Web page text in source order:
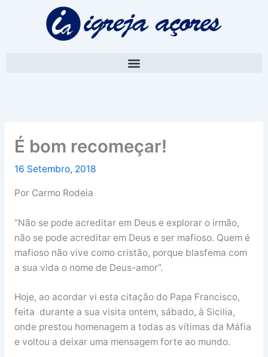
É bom recomeçar!
16 Setembro, 2018
Por Carmo Rodeia
“Não se pode acreditar em Deus e explorar o irmão,
não se pode acreditar em Deus e ser mafioso. Quem é
mafioso não vive como cristão, porque blasfema com
a sua vida o nome de Deus-amor”.
Hoje, ao acordar vi esta citação do Papa Francisco,
feita durante a sua visita ontem, sábado, à Sicilia,
onde prestou homenagem a todas as vítimas da Máfia
e voltou a deixar uma mensagem forte ao mundo.